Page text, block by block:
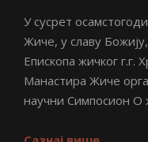
У сусрет
Жиче, у славу
Епископа жичког г.г.
Манастира Жиче
научни Симпосион О